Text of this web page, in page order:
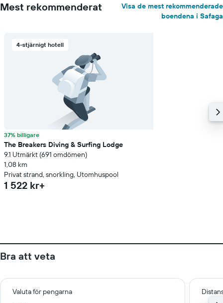
Mest rekommenderat
Visa de mest rekommenderade
boendena i Safaga
4-stjärnigt hotell
37% billigare
The Breakers Diving & Surfing Lodge
9.1 Utmärkt (691 omdömen)
1,08 km
Privat strand, snorkling, Utomhuspool
1 522 kr+
Bra att veta
Valuta för pengarna